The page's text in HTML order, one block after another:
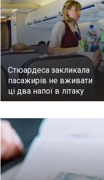
Стюардеса закликала
пасажирів не вживати
ці два напої в літаку